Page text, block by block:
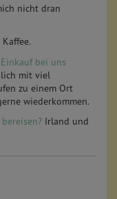
nicht dran
bei uns
mit viel
zu einem Ort
wiederkommen.
Irland und